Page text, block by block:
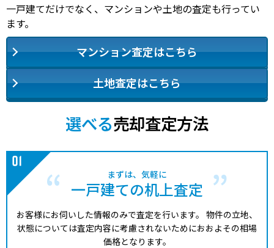
一戸建てだけでなく、マンションや土地の査定も行ってい
ます。
マンション査定はこちら
土地査定はこちら
選べる売却査定方法
まずは、気軽に
一戸建ての机上査定
お客様にお伺いした情報のみで査定を行います。 物件の立地、
状態については査定内容に考慮されないためにおおよその相場
価格となります。